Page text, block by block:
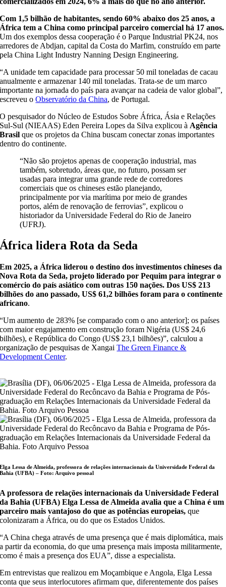
Com 1,5 bilhão de habitantes, sendo 60% abaixo dos 25 anos, a
África tem a China como principal parceiro comercial há 17 anos.
Um dos exemplos dessa cooperação é o Parque Industrial PK24, nos
arredores de Abdjan, capital da Costa do Marfim, construído em parte
pela China Light Industry Nanning Design Engineering.
“A unidade tem capacidade para processar 50 mil toneladas de cacau
anualmente e armazenar 140 mil toneladas. Trata-se de um marco
importante na jornada do país para avançar na cadeia de valor global”,
escreveu oObservatório da China, de Portugal.
O pesquisador do Núcleo de Estudos Sobre África, Ásia e Relações
Sul-Sul (NIEAAS) Eden Pereira Lopes da Silva explicou à Agência
Brasil que os projetos da China buscam conectar zonas importantes
dentro do continente.
“Não são projetos apenas de cooperação industrial, mas
também, sobretudo, áreas que, no futuro, possam ser
usadas para integrar uma grande rede de corredores
comerciais que os chineses estão planejando,
principalmente por via marítima por meio de grandes
portos, além de renovação de ferrovias”, explicou o
historiador da Universidade Federal do Rio de Janeiro
(UFRJ).
África lidera Rota da Seda
Em 2025, a África liderou o destino dos investimentos chineses da
Nova Rota da Seda, projeto liderado por Pequim para integrar o
comércio do país asiático com outras 150 nações. Dos US$ 213
bilhões do ano passado, US$ 61,2 bilhões foram para o continente
africano.
“Um aumento de 283% [se comparado com o ano anterior]; os países
com maior engajamento em construção foram Nigéria (US$ 24,6
bilhões), e República do Congo (US$ 23,1 bilhões)”, calculou a
organização de pesquisas de XangaiThe Green Finance &
Development Center.
Elga Lessa de Almeida, professora de relações internacionais da Universidade Federal da
Bahia (UFBA) –Foto: Arquivo pessoal
A professora de relações internacionais da Universidade Federal
da Bahia (UFBA) Elga Lessa de Almeida avalia que a China é um
parceiro mais vantajoso do que as potências europeias, que
colonizaram a África, ou do que os Estados Unidos.
“A China chega através de uma presença que é mais diplomática, mais
a partir da economia, do que uma presença mais imposta militarmente,
como é mais a presença dos EUA”, disse a especialista.
Em entrevistas que realizou em Moçambique e Angola, Elga Lessa
conta que seus interlocutores afirmam que, diferentemente dos países